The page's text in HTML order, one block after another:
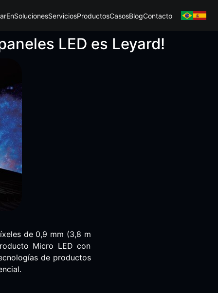
EnSolucionesServiciosProductosCasosBlogContacto
LED es Leyard!
de 0,9 mm (3,8 m
Micro LED con
de productos